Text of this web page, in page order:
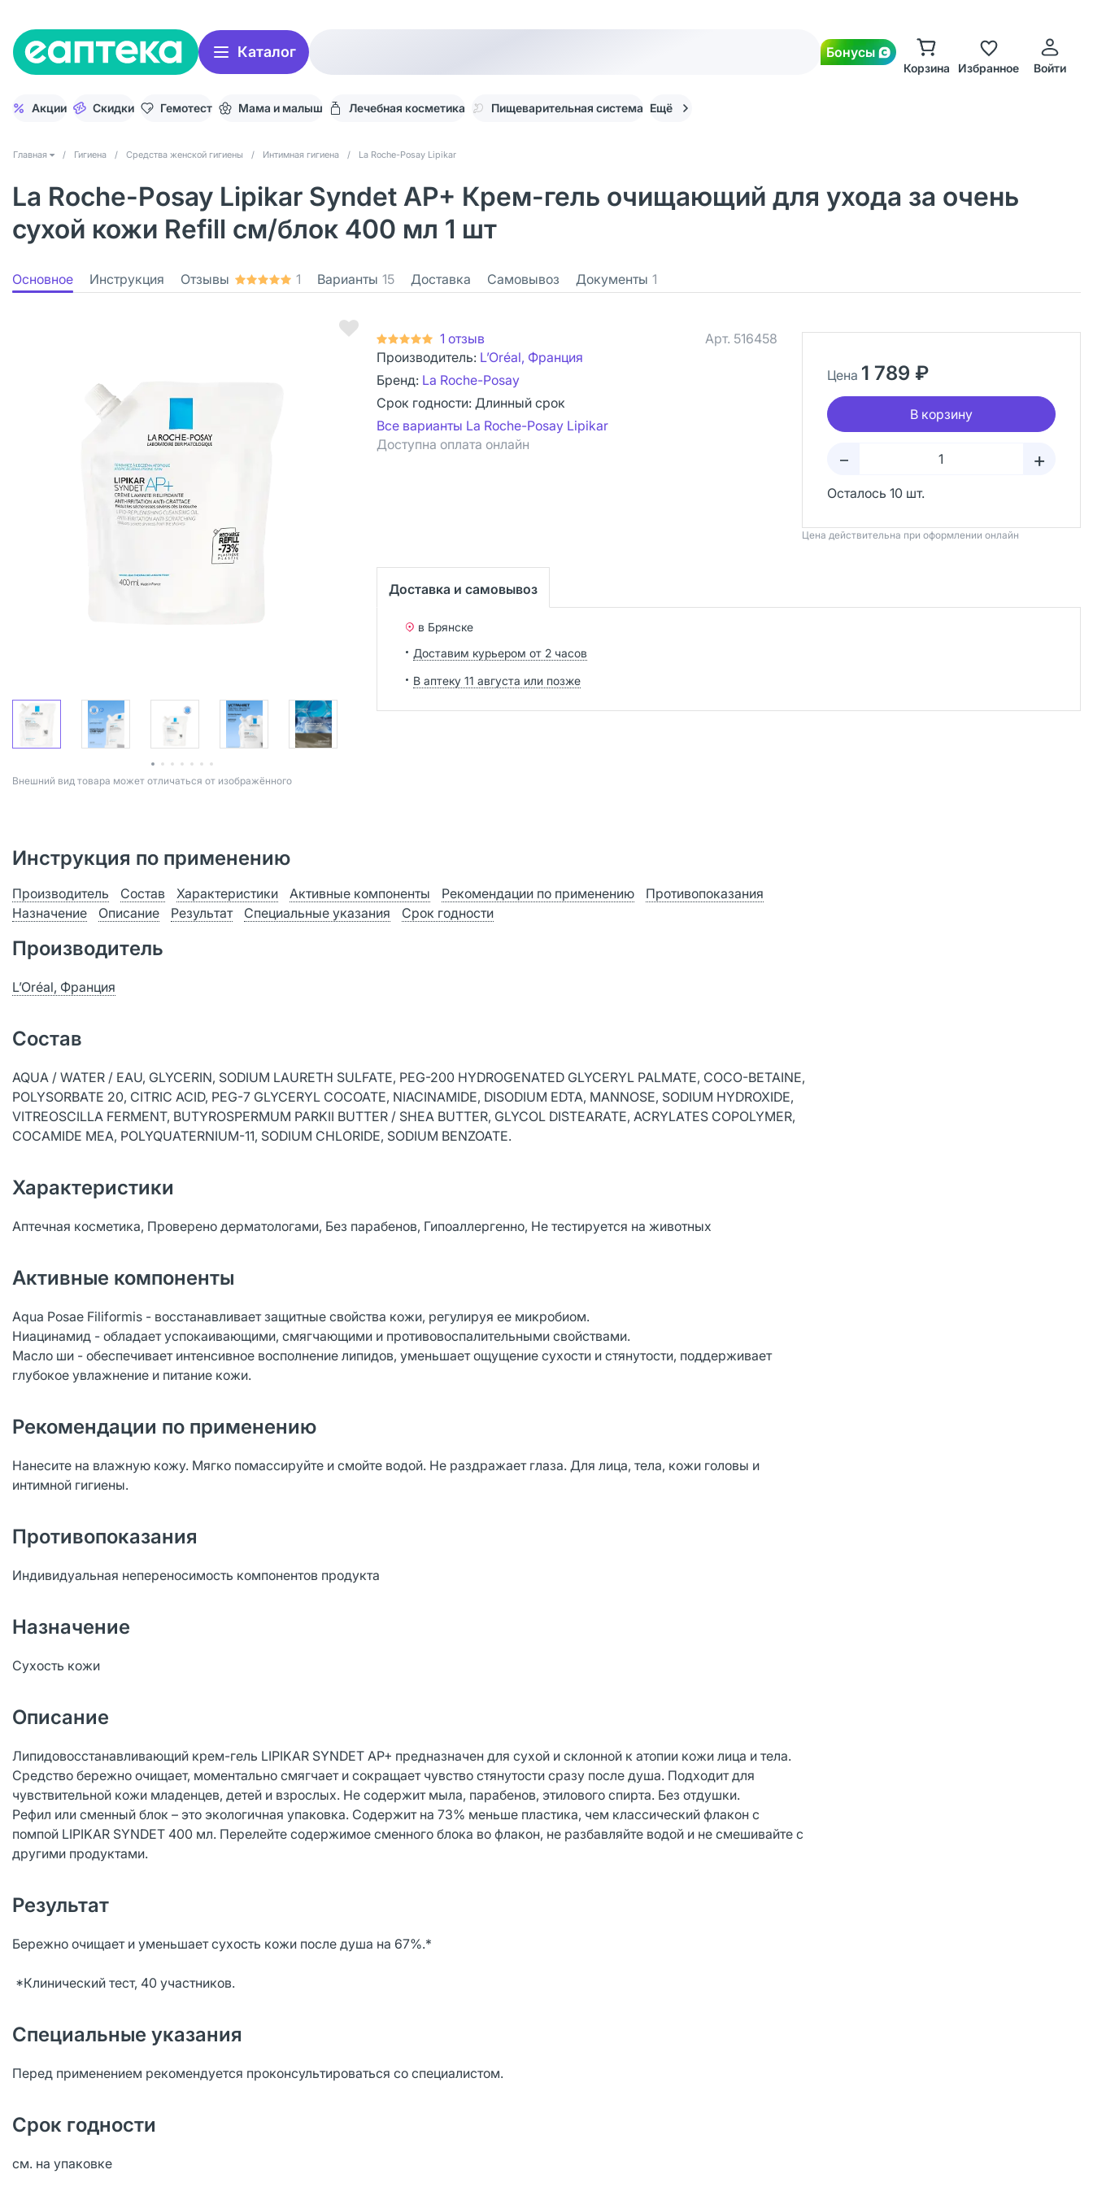
Каталог Бонусы
Корзина Избранное Войти
Акции Скидки Гемотест Мама и малыш Лечебная косметика Пищеварительная система Ещё
Главная / Гигиена / Средства женской гигиены / Интимная гигиена / La Roche-Posay Lipikar
La Roche-Posay Lipikar Syndet AP+ Крем-гель очищающий для ухода за очень
сухой кожи Refill см/блок 400 мл 1 шт
Основное Инструкция Отзывы 1 Варианты 15 Доставка Самовывоз Документы 1
Bнешний вид товара может отличаться от изображённого
1 отзыв Арт. 516458
Производитель: L’Oréal, Франция
Бренд: La Roche-Posay
Срок годности: Длинный срок
Все варианты La Roche-Posay Lipikar
Доступна оплата онлайн
Цена 1 789 ₽
В корзину
– +
Осталось 10 шт.
Цена действительна при оформлении онлайн
Доставка и самовывоз
в Брянске
Доставим курьером от 2 часов
В аптеку 11 августа или позже
Инструкция по применению
Производитель Состав Характеристики Активные компоненты Рекомендации по применению
Противопоказания
Назначение
Описание Результат Специальные указания Срок годности
Производитель
L’Oréal, Франция
Состав
AQUA / WATER / EAU, GLYCERIN, SODIUM LAURETH SULFATE, PEG-200 HYDROGENATED GLYCERYL PALMATE, COCO-BETAINE,
POLYSORBATE 20, CITRIC ACID, PEG-7 GLYCERYL COCOATE, NIACINAMIDE, DISODIUM EDTA, MANNOSE, SODIUM HYDROXIDE,
VITREOSCILLA FERMENT, BUTYROSPERMUM PARKII BUTTER / SHEA BUTTER, GLYCOL DISTEARATE, ACRYLATES COPOLYMER,
COCAMIDE MEA, POLYQUATERNIUM-11, SODIUM CHLORIDE, SODIUM BENZOATE.
Характеристики
Аптечная косметика, Проверено дерматологами, Без парабенов, Гипоаллергенно, Не тестируется на животных
Активные компоненты
Aqua Posae Filiformis - восстанавливает защитные свойства кожи, регулируя ее микробиом.
Ниацинамид - обладает успокаивающими, смягчающими и противовоспалительными свойствами.
Масло ши - обеспечивает интенсивное восполнение липидов, уменьшает ощущение сухости и стянутости, поддерживает
глубокое увлажнение и питание кожи.
Рекомендации по применению
Нанесите на влажную кожу. Мягко помассируйте и смойте водой. Не раздражает глаза. Для лица, тела, кожи головы и
интимной гигиены.
Противопоказания
Индивидуальная непереносимость компонентов продукта
Назначение
Сухость кожи
Описание
Липидовосстанавливающий крем-гель LIPIKAR SYNDET AP+ предназначен для сухой и склонной к атопии кожи лица и тела.
Средство бережно очищает, моментально смягчает и сокращает чувство стянутости сразу после душа. Подходит для
чувствительной кожи младенцев, детей и взрослых. Не содержит мыла, парабенов, этилового спирта. Без отдушки.
Рефил или сменный блок – это экологичная упаковка. Содержит на 73% меньше пластика, чем классический флакон с
помпой LIPIKAR SYNDET 400 мл. Перелейте содержимое сменного блока во флакон, не разбавляйте водой и не смешивайте с
другими продуктами.
Результат
Бережно очищает и уменьшает сухость кожи после душа на 67%.*
*Клинический тест, 40 участников.
Специальные указания
Перед применением рекомендуется проконсультироваться со специалистом.
Срок годности
см. на упаковке